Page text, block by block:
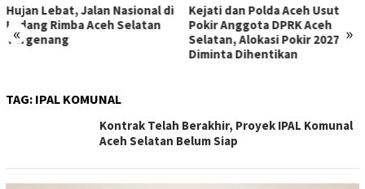
« »
Hujan Lebat, Jalan Nasional di
Ladang Rimba Aceh Selatan
Tergenang
Kejati dan Polda Aceh Usut
Pokir Anggota DPRK Aceh
Selatan, Alokasi Pokir 2027
Diminta Dihentikan
TAG: IPAL KOMUNAL
Kontrak Telah Berakhir, Proyek IPAL Komunal
Aceh Selatan Belum Siap